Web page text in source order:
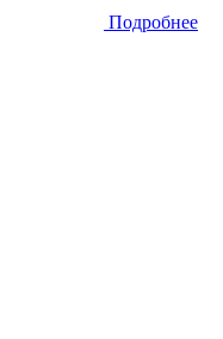
Подробнее